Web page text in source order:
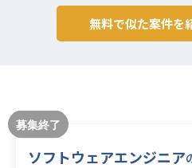
無料で似た案件を
ソフトウェアエンジニア